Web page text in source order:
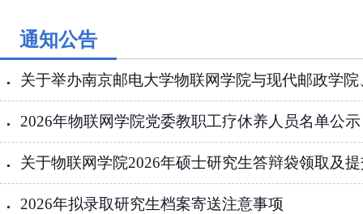
通知公告
关于举办南京邮电大学物联网学院与现代邮政学
2026年物联网学院党委教职工疗休养人员名单公示
关于物联网学院2026年硕士研究生答辩袋领取及
2026年拟录取研究生档案寄送注意事项